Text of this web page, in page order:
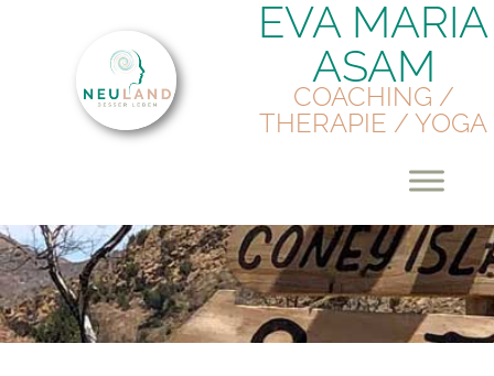
EVA MARIA
ASAM
COACHING /
THERAPIE / YOGA